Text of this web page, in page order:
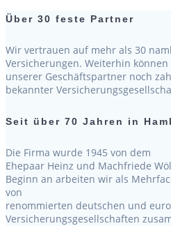
Über 30 feste Partner
Wir vertrauen auf mehr als 30
Versicherungen. Weiterhin
unserer Geschäftspartner noch
bekannter
Seit über 70 Jahren in
Die Firma wurde 1945 von dem
Ehepaar Heinz und Machfriede
Beginn an arbeiten wir als
von
renommierten deutschen und
Versicherungsgesellschaften